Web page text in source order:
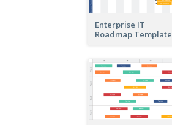
Enterprise IT
Roadmap Template